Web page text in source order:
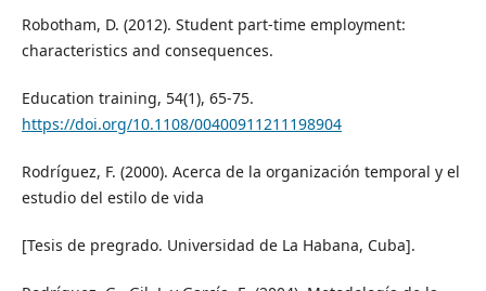
Robotham, D. (2012). Student part-time employment:
characteristics and consequences.
Education training, 54(1), 65-75.
https://doi.org/10.1108/00400911211198904
Rodríguez, F. (2000). Acerca de la organización temporal y el
estudio del estilo de vida
[Tesis de pregrado. Universidad de La Habana, Cuba].